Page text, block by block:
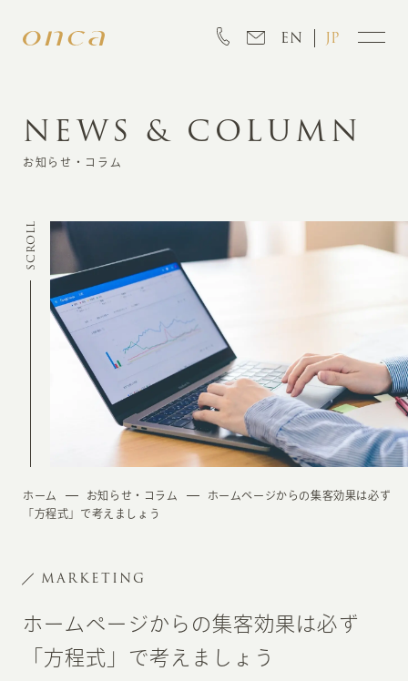
EN JP
INFORMATION
CREATION
MARKETING
NEWS & COLUMN
お知らせ・コラム
SCROLL
ホーム お知らせ・コラム
ホームページからの集客効果は必ず
「方程式」で考えましょう
MARKETING
ホームページからの集客効果は必ず
「方程式」で考えましょう